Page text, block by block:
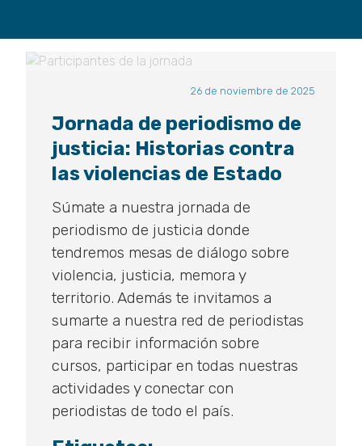
26 de noviembre de 2025
Jornada de periodismo de
justicia: Historias contra
las violencias de Estado
Súmate a nuestra jornada de
periodismo de justicia donde
tendremos mesas de diálogo sobre
violencia, justicia, memora y
territorio. Además te invitamos a
sumarte a nuestra red de periodistas
para recibir información sobre
cursos, participar en todas nuestras
actividades y conectar con
periodistas de todo el país.